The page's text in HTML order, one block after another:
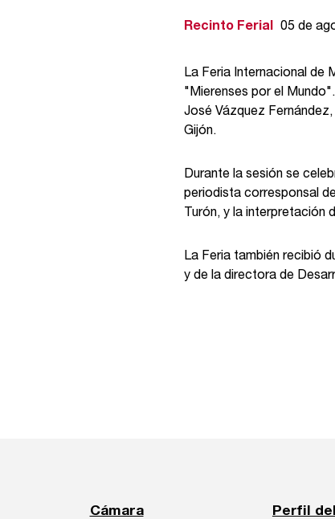
Recinto Ferial 05 de
La Feria Internacional de
"Mierenses por el
José Vázquez
Gijón.
Durante la sesión se
periodista corresponsal
Turón, y la interpretación
La Feria también recibió
y de la directora de
Cámara Perfil